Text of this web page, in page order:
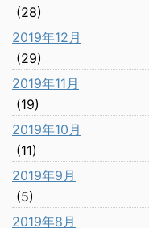
(28)
2019年12月
(29)
2019年11月
(19)
2019年10月
(11)
2019年9月
(5)
2019年8月